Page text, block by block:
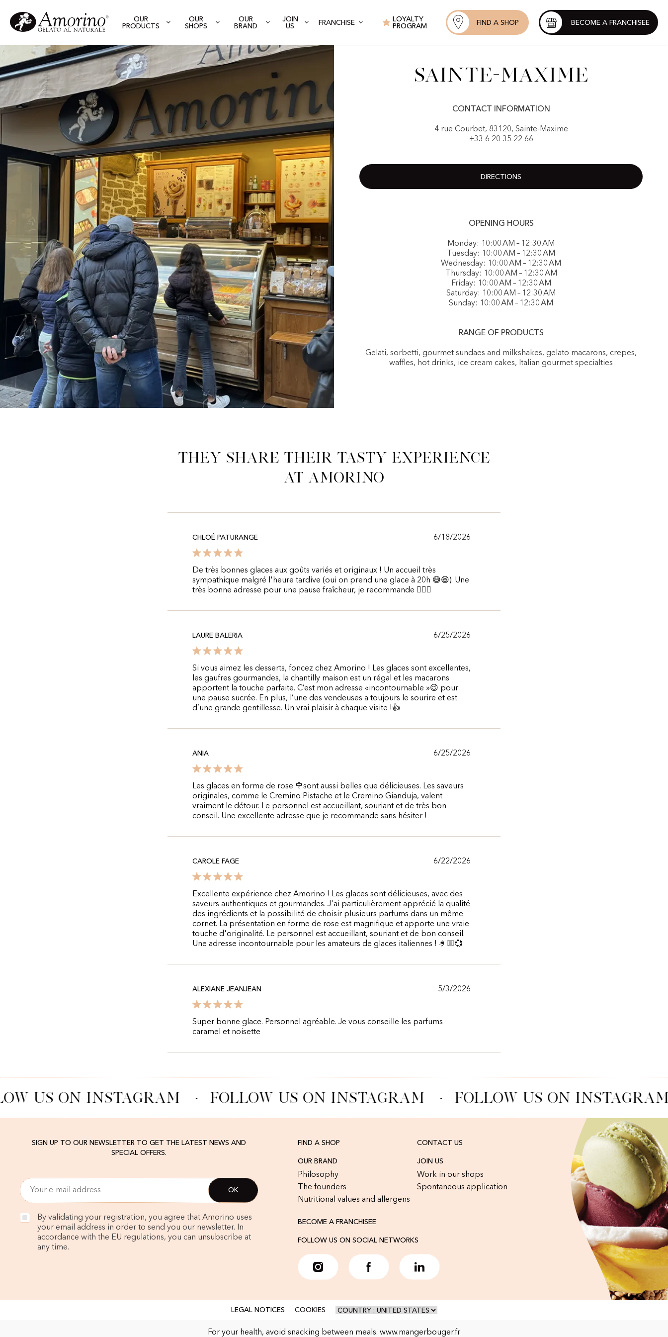
OUR
PRODUCTS
OUR
SHOPS
OUR
BRAND
JOIN
US
FRANCHISE
LOYALTY
PROGRAM
FIND A SHOP BECOME A FRANCHISEE
Sainte-Maxime
CONTACT INFORMATION
4 rue Courbet, 83120, Sainte-Maxime
+33 6 20 35 22 66
DIRECTIONS
OPENING HOURS
Monday: 10:00 AM – 12:30 AM
Tuesday: 10:00 AM – 12:30 AM
Wednesday: 10:00 AM – 12:30 AM
Thursday: 10:00 AM – 12:30 AM
Friday: 10:00 AM – 12:30 AM
Saturday: 10:00 AM – 12:30 AM
Sunday: 10:00 AM – 12:30 AM
RANGE OF PRODUCTS
Gelati, sorbetti, gourmet sundaes and milkshakes, gelato macarons, crepes,
waffles, hot drinks, ice cream cakes, Italian gourmet specialties
They share their tasty experience
at Amorino
CHLOÉ PATURANGE 6/18/2026
De très bonnes glaces aux goûts variés et originaux ! Un accueil très
sympathique malgré l'heure tardive (oui on prend une glace à 20h 😅😆). Une
très bonne adresse pour une pause fraîcheur, je recommande 👌🏼😍
LAURE BALERIA 6/25/2026
Si vous aimez les desserts, foncez chez Amorino ! Les glaces sont excellentes,
les gaufres gourmandes, la chantilly maison est un régal et les macarons
apportent la touche parfaite. C’est mon adresse «incontournable »😉 pour
une pause sucrée. En plus, l’une des vendeuses a toujours le sourire et est
d’une grande gentillesse. Un vrai plaisir à chaque visite !👍
ANIA 6/25/2026
Les glaces en forme de rose 🌹sont aussi belles que délicieuses. Les saveurs
originales, comme le Cremino Pistache et le Cremino Gianduja, valent
vraiment le détour. Le personnel est accueillant, souriant et de très bon
conseil. Une excellente adresse que je recommande sans hésiter !
CAROLE FAGE 6/22/2026
Excellente expérience chez Amorino ! Les glaces sont délicieuses, avec des
saveurs authentiques et gourmandes. J'ai particulièrement apprécié la qualité
des ingrédients et la possibilité de choisir plusieurs parfums dans un même
cornet. La présentation en forme de rose est magnifique et apporte une vraie
touche d'originalité. Le personnel est accueillant, souriant et de bon conseil.
Une adresse incontournable pour les amateurs de glaces italiennes ! 🤌🏼💞
ALEXIANE JEANJEAN 5/3/2026
Super bonne glace. Personnel agréable. Je vous conseille les parfums
caramel et noisette
US ON INSTAGRAM FOLLOW US ON INSTAGRAM FOLLOW US ON INSTAGRAM
SIGN UP TO OUR NEWSLETTER TO GET THE LATEST NEWS AND
SPECIAL OFFERS.
By validating your registration, you agree that Amorino uses
your email address in order to send you our newsletter. In
accordance with the EU regulations, you can unsubscribe at
any time.
FIND A SHOP CONTACT US
OUR BRAND
Philosophy
The founders
Nutritional values and allergens
JOIN US
Work in our shops
Spontaneous application
BECOME A FRANCHISEE
FOLLOW US ON SOCIAL NETWORKS
LEGAL NOTICES COOKIES
For your health, avoid snacking between meals. www.mangerbouger.fr